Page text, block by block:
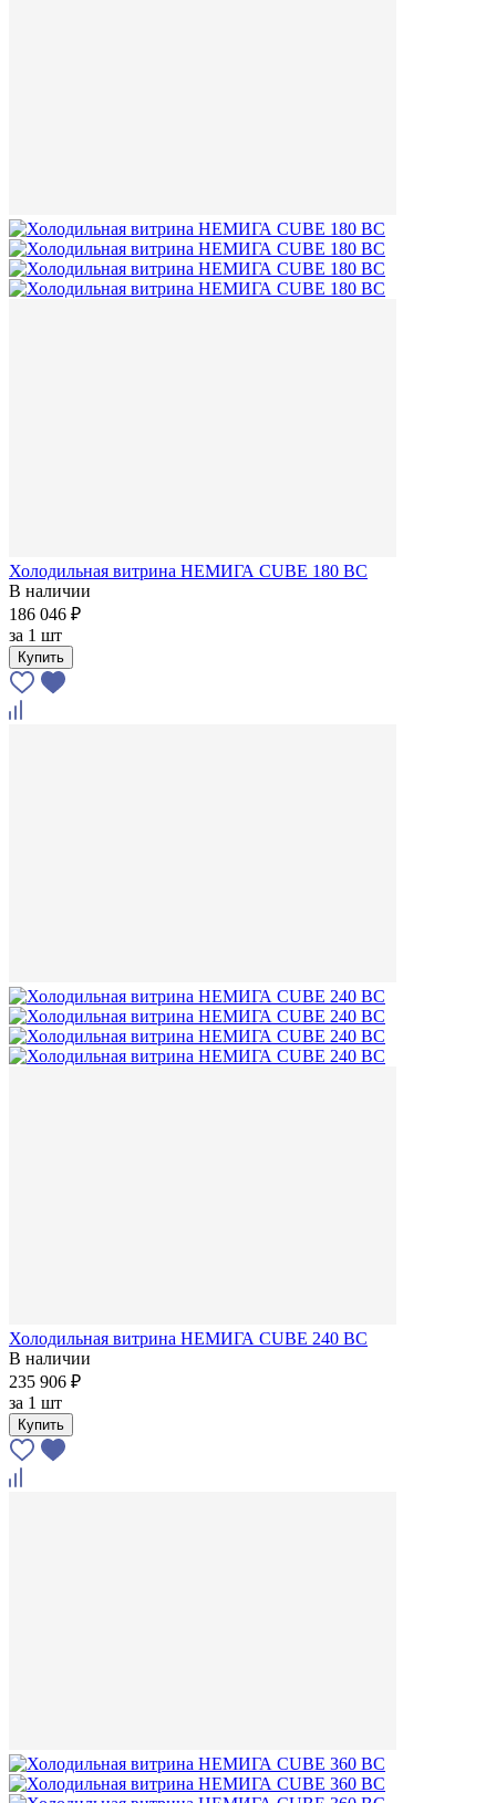
Холодильная витрина НЕМИГА CUBE 180 ВС
В наличии
186 046 ₽
за 1 шт
Купить
Холодильная витрина НЕМИГА CUBE 240 ВС
В наличии
235 906 ₽
за 1 шт
Купить